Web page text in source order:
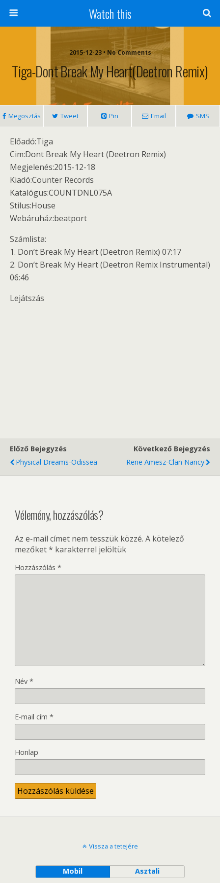
Watch this
2015-12-23 • No Comments
Tiga-Dont Break My Heart(Deetron Remix)
Megosztás Tweet Pin Email SMS
Előadó:Tiga
Cim:Dont Break My Heart (Deetron Remix)
Megjelenés:2015-12-18
Kiadó:Counter Records
Katalógus:COUNTDNL075A‎
Stilus:House
Webáruház:beatport
Számlista:
1. Don’t Break My Heart (Deetron Remix) 07:17
2. Don’t Break My Heart (Deetron Remix Instrumental)
06:46
Lejátszás
Előző Bejegyzés
Physical Dreams-Odissea
Következő Bejegyzés
Rene Amesz-Clan Nancy
Vélemény, hozzászólás?
Az e-mail címet nem tesszük közzé. A kötelező
mezőket* karakterrel jelöltük
Hozzászólás *
Név *
E-mail cím *
Honlap
Vissza a tetejére
Mobil Asztali